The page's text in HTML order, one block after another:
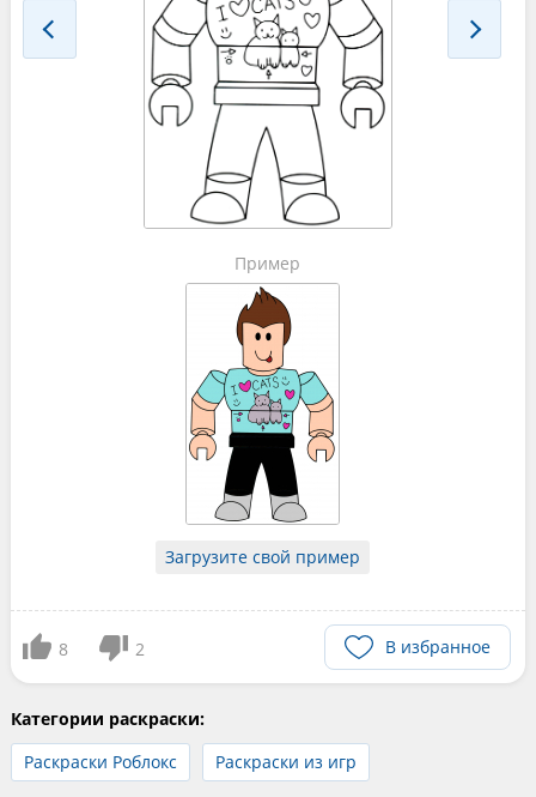
Пример
Загрузите свой пример
8 2 В избранное
Категории раскраски:
Раскраски Роблокс
Раскраски из игр